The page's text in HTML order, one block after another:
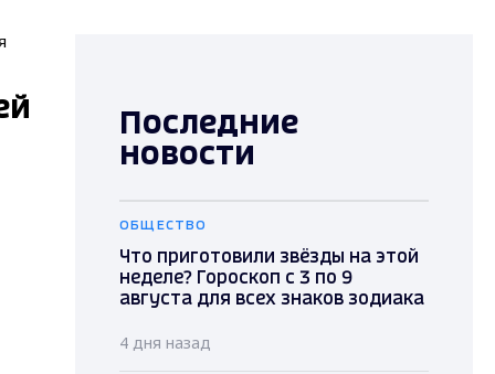
Последние
новости
ОБЩЕСТВО
Что приготовили звёзды на этой
неделе? Гороскоп с 3 по 9
августа для всех знаков зодиака
4 дня назад